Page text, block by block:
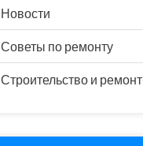
Новости
Советы по ремонту
Строительство и ремонт